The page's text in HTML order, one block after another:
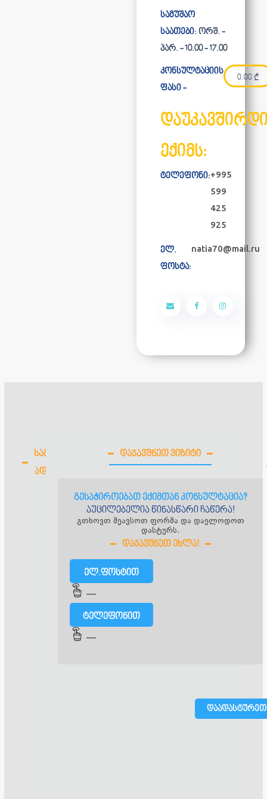
სამუშაო
საათები: ორშ. -
პარ. - 10.00 - 17.00
კონსულტაციის
ფასი -
0.00 ₾
ექიმს:
ტელეფონი:+995
599
425
925
ელ.
ფოსტა:
natia70@mail.ru
ᲡᲐᲛᲣᲨᲐᲝ
ᲐᲓᲒᲘᲚᲘ
ᲓᲐᲯᲐᲕᲨᲜᲔᲗ ᲕᲘᲖᲘᲢᲘ
გესაჭიროებათ ექიმთან კონსულტაცია?
აუცილებელია წინასწარი ჩაწერა!
გთხოვთ შეავსოთ ფორმა და დაელოდოთ
დასტურს.
ᲓᲐᲯᲐᲕᲨᲜᲔᲗ ᲔᲮᲚᲐ!
ელ.ფოსტით
—
ტელეფონით
—